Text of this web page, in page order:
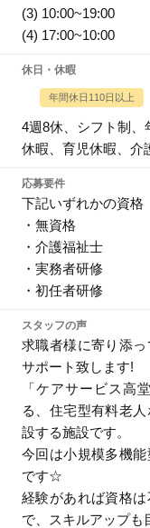
(3) 10:00~19:00
(4) 17:00~10:00
休日・休暇
年間休日110日以上
4週8休、シフト制、
休暇、育児休暇、介
応募要件
下記いずれかの資格
・無資格
・介護福祉士
・実務者研修
・初任者研修
スタッフの声
求職者様に寄り添
サポート致します!
「ケアサービス高
る、住宅型有料老
設する施設です。
今回は小規模多機
です☆
経験があれば資格
で、スキルアップも